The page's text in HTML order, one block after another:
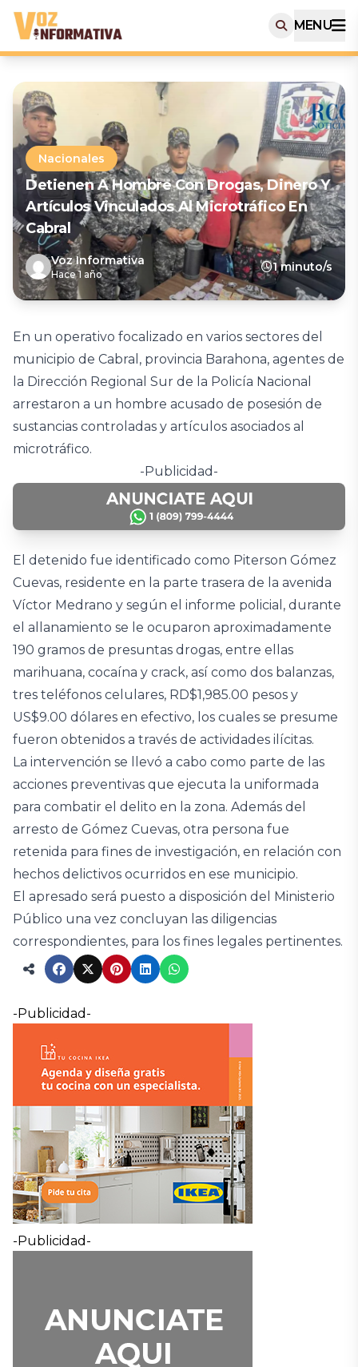
MENU
Nacionales
Detienen A Hombre Con Drogas, Dinero Y
Artículos Vinculados Al Microtráfico En
Cabral
Voz Informativa
Hace 1 año
1 minuto/s
En un operativo focalizado en varios sectores del
municipio de Cabral, provincia Barahona, agentes de
la Dirección Regional Sur de la Policía Nacional
arrestaron a un hombre acusado de posesión de
sustancias controladas y artículos asociados al
microtráfico.
-Publicidad-
El detenido fue identificado como Piterson Gómez
Cuevas, residente en la parte trasera de la avenida
Víctor Medrano y según el informe policial, durante
el allanamiento se le ocuparon aproximadamente
190 gramos de presuntas drogas, entre ellas
marihuana, cocaína y crack, así como dos balanzas,
tres teléfonos celulares, RD$1,985.00 pesos y
US$9.00 dólares en efectivo, los cuales se presume
fueron obtenidos a través de actividades ilícitas.
La intervención se llevó a cabo como parte de las
acciones preventivas que ejecuta la uniformada
para combatir el delito en la zona. Además del
arresto de Gómez Cuevas, otra persona fue
retenida para fines de investigación, en relación con
hechos delictivos ocurridos en ese municipio.
El apresado será puesto a disposición del Ministerio
Público una vez concluyan las diligencias
correspondientes, para los fines legales pertinentes.
-Publicidad-
-Publicidad-